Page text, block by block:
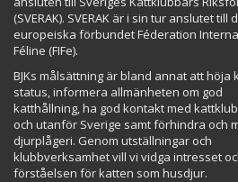
(SVERAK). SVERAK är i sin tur anslutet till
europeiska förbundet Féderation
Féline (FIFe).
BJKs målsättning är bland annat att höja
status, informera allmänheten om god
katthållning, ha god kontakt med
och utanför Sverige samt förhindra och
djurplågeri. Genom utställningar och
klubbverksamhet vill vi vidga intresset
förståelsen för katten som husdjur.